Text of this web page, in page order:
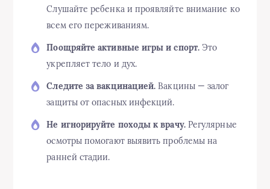
Слушайте ребенка и проявляйте внимание ко
всем его переживаниям.
Поощряйте активные игры и спорт.Это
укрепляет тело и дух.
Следите за вакцинацией. Вакцины — залог
защиты от опасных инфекций.
Не игнорируйте походы к врачу.Регулярные
осмотры помогают выявить проблемы на
ранней стадии.